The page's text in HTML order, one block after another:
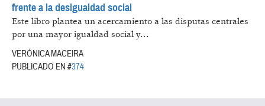
frente a la desigualdad social
Este libro plantea un acercamiento a las disputas centrales
por una mayor igualdad social y...
VERÓNICA MACEIRA
PUBLICADO EN #374